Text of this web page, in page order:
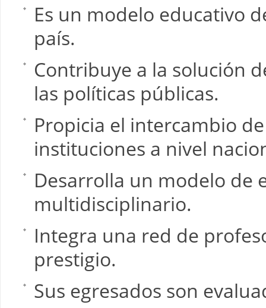
Es un modelo educativo
país.
Contribuye a la solución
las políticas públicas.
Propicia el intercambio
instituciones a nivel
Desarrolla un modelo de
multidisciplinario.
Integra una red de
prestigio.
Sus egresados son